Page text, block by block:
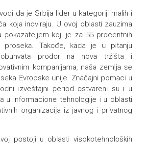
da je Srbija lider u kategoriji malih i
koja inoviraju. U ovoj oblasti zauzima
koji je za 55 procentnih
proseka. Takođe, kada je u pitanju
prodor na nova tržišta i
kompanijama, naša zemlja se
Evropske unije. Značajni pomaci u
izveštajni period ostvareni su i u
u informacione tehnologije i u oblasti
organizacija iz javnog i privatnog
postoji u oblasti visokotehnoloških